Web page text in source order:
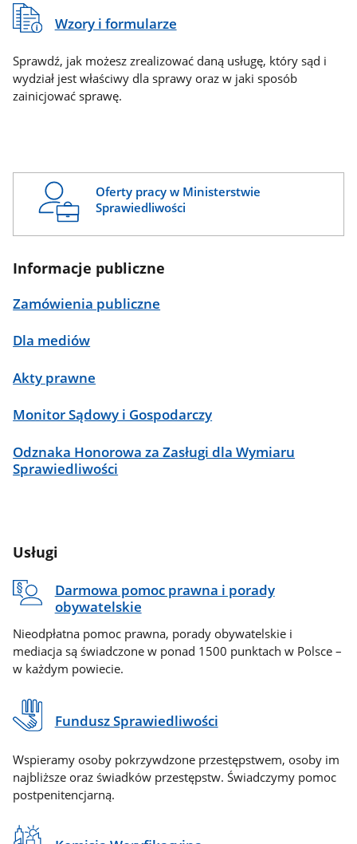
Wzory i formularze
Sprawdź, jak możesz zrealizować daną usługę, który sąd i
wydział jest właściwy dla sprawy oraz w jaki sposób
zainicjować sprawę.
Oferty pracy w Ministerstwie
Sprawiedliwości
Informacje publiczne
Zamówienia publiczne
Dla mediów
Akty prawne
Monitor Sądowy i Gospodarczy
Odznaka Honorowa za Zasługi dla Wymiaru
Sprawiedliwości
Usługi
Darmowa pomoc prawna i porady
obywatelskie
Nieodpłatna pomoc prawna, porady obywatelskie i
mediacja są świadczone w ponad 1500 punktach w Polsce –
w każdym powiecie.
Fundusz Sprawiedliwości
Wspieramy osoby pokrzywdzone przestępstwem, osoby im
najbliższe oraz świadków przestępstw. Świadczymy pomoc
postpenitencjarną.